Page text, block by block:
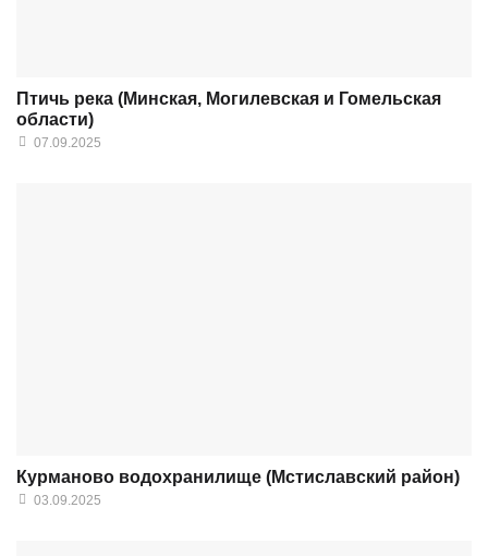
Птичь река (Минская, Могилевская и Гомельская
области)
07.09.2025
Курманово водохранилище (Мстиславский район)
03.09.2025